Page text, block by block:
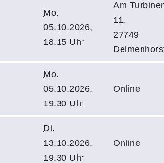
Mo.
05.10.2026,
18.15 Uhr
Am
11,
27749
Mo.
05.10.2026,
19.30 Uhr
Online
Di.
13.10.2026,
19.30 Uhr
Online